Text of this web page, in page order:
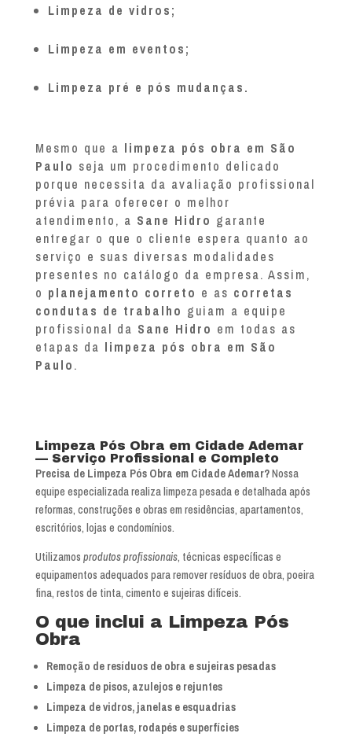
Limpeza de vidros;
Limpeza em eventos;
Limpeza pré e pós mudanças.
Mesmo que a limpeza pós obra em São
Paulo seja um procedimento delicado
porque necessita da avaliação profissional
prévia para oferecer o melhor
atendimento, a Sane Hidro garante
entregar o que o cliente espera quanto ao
serviço e suas diversas modalidades
presentes no catálogo da empresa. Assim,
o planejamento correto e as corretas
condutas de trabalho guiam a equipe
profissional da Sane Hidro em todas as
etapas da limpeza pós obra em São
Paulo.
Limpeza Pós Obra em Cidade Ademar
— Serviço Profissional e Completo
Precisa de Limpeza Pós Obra em Cidade Ademar?Nossa
equipe especializada realiza limpeza pesada e detalhada após
reformas, construções e obras em residências, apartamentos,
escritórios, lojas e condomínios.
Utilizamos produtos profissionais, técnicas específicas e
equipamentos adequados para remover resíduos de obra, poeira
fina, restos de tinta, cimento e sujeiras difíceis.
O que inclui a Limpeza Pós
Obra
Remoção de resíduos de obra e sujeiras pesadas
Limpeza de pisos, azulejos e rejuntes
Limpeza de vidros, janelas e esquadrias
Limpeza de portas, rodapés e superfícies